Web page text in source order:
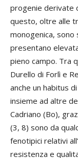
progenie derivate
questo, oltre alle
monogenica,
presentano
pieno campo. Tra
Durello di Forlì e
anche un habitus
insieme ad altre
Cadriano (Bo),
(3, 8) sono da
fenotipici relativi
resistenza e